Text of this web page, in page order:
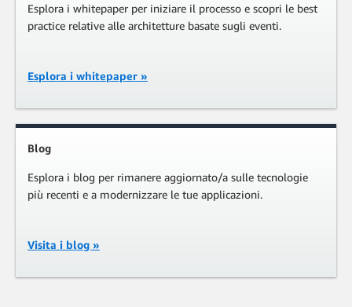
Esplora i whitepaper per iniziare il processo e scopri le best
practice relative alle architetture basate sugli eventi.
Esplora i whitepaper »
Blog
Esplora i blog per rimanere aggiornato/a sulle tecnologie
più recenti e a modernizzare le tue applicazioni.
Visita i blog »